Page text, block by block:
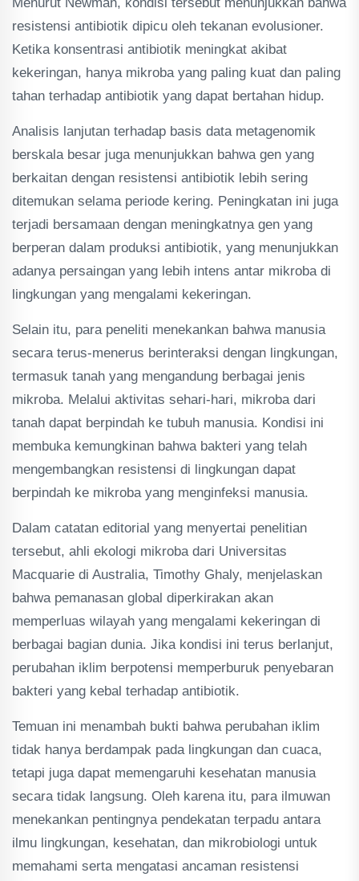
resistensi antibiotik dipicu oleh tekanan evolusioner.
Ketika konsentrasi antibiotik meningkat akibat
kekeringan, hanya mikroba yang paling kuat dan paling
tahan terhadap antibiotik yang dapat bertahan hidup.
Analisis lanjutan terhadap basis data metagenomik
berskala besar juga menunjukkan bahwa gen yang
berkaitan dengan resistensi antibiotik lebih sering
ditemukan selama periode kering. Peningkatan ini juga
terjadi bersamaan dengan meningkatnya gen yang
berperan dalam produksi antibiotik, yang menunjukkan
adanya persaingan yang lebih intens antar mikroba di
lingkungan yang mengalami kekeringan.
Selain itu, para peneliti menekankan bahwa manusia
secara terus-menerus berinteraksi dengan lingkungan,
termasuk tanah yang mengandung berbagai jenis
mikroba. Melalui aktivitas sehari-hari, mikroba dari
tanah dapat berpindah ke tubuh manusia. Kondisi ini
membuka kemungkinan bahwa bakteri yang telah
mengembangkan resistensi di lingkungan dapat
berpindah ke mikroba yang menginfeksi manusia.
Dalam catatan editorial yang menyertai penelitian
tersebut, ahli ekologi mikroba dari Universitas
Macquarie di Australia, Timothy Ghaly, menjelaskan
bahwa pemanasan global diperkirakan akan
memperluas wilayah yang mengalami kekeringan di
berbagai bagian dunia. Jika kondisi ini terus berlanjut,
perubahan iklim berpotensi memperburuk penyebaran
bakteri yang kebal terhadap antibiotik.
Temuan ini menambah bukti bahwa perubahan iklim
tidak hanya berdampak pada lingkungan dan cuaca,
tetapi juga dapat memengaruhi kesehatan manusia
secara tidak langsung. Oleh karena itu, para ilmuwan
menekankan pentingnya pendekatan terpadu antara
ilmu lingkungan, kesehatan, dan mikrobiologi untuk
memahami serta mengatasi ancaman resistensi